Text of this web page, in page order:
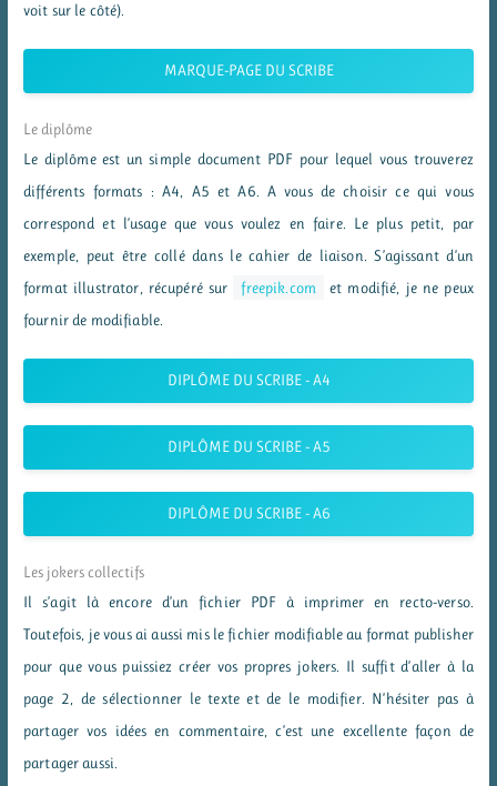
voit sur le côté).
MARQUE-PAGE DU SCRIBE
Le diplôme
Le diplôme est un simple document PDF pour lequel vous trouverez
différents formats : A4, A5 et A6. A vous de choisir ce qui vous
correspond et l’usage que vous voulez en faire. Le plus petit, par
exemple, peut être collé dans le cahier de liaison. S’agissant d’un
format illustrator, récupéré sur
freepik.com
et modifié, je ne peux
fournir de modifiable.
DIPLÔME DU SCRIBE - A4
DIPLÔME DU SCRIBE - A5
DIPLÔME DU SCRIBE - A6
Les jokers collectifs
Il s’agit là encore d’un fichier PDF à imprimer en recto-verso.
Toutefois, je vous ai aussi mis le fichier modifiable au format publisher
pour que vous puissiez créer vos propres jokers. Il suffit d’aller à la
page 2, de sélectionner le texte et de le modifier. N’hésiter pas à
partager vos idées en commentaire, c’est une excellente façon de
partager aussi.